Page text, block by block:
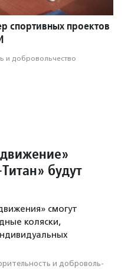
спортивных проектов
и доброволь­чест­во
будут
смогут
коляски,
и доброволь­